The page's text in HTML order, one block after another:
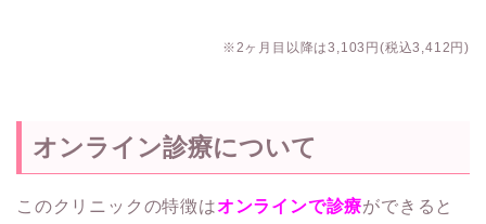
※2ヶ月目以降は3,103円(税込3,412円)
オンライン診療について
このクリニックの特徴はオンラインで診療ができると